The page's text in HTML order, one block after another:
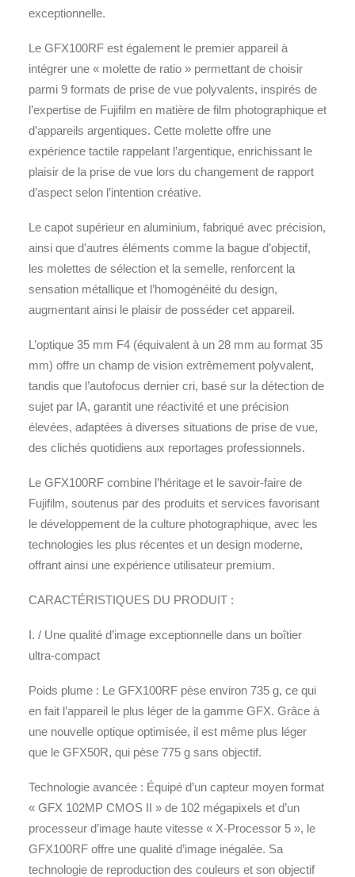
exceptionnelle.
Le GFX100RF est également le premier appareil à
intégrer une « molette de ratio » permettant de choisir
parmi 9 formats de prise de vue polyvalents, inspirés de
l’expertise de Fujifilm en matière de film photographique et
d’appareils argentiques. Cette molette offre une
expérience tactile rappelant l’argentique, enrichissant le
plaisir de la prise de vue lors du changement de rapport
d’aspect selon l’intention créative.
Le capot supérieur en aluminium, fabriqué avec précision,
ainsi que d’autres éléments comme la bague d’objectif,
les molettes de sélection et la semelle, renforcent la
sensation métallique et l’homogénéité du design,
augmentant ainsi le plaisir de posséder cet appareil.
L’optique 35 mm F4 (équivalent à un 28 mm au format 35
mm) offre un champ de vision extrêmement polyvalent,
tandis que l’autofocus dernier cri, basé sur la détection de
sujet par IA, garantit une réactivité et une précision
élevées, adaptées à diverses situations de prise de vue,
des clichés quotidiens aux reportages professionnels.
Le GFX100RF combine l’héritage et le savoir-faire de
Fujifilm, soutenus par des produits et services favorisant
le développement de la culture photographique, avec les
technologies les plus récentes et un design moderne,
offrant ainsi une expérience utilisateur premium.
CARACTÉRISTIQUES DU PRODUIT :
I. / Une qualité d’image exceptionnelle dans un boîtier
ultra-compact
Poids plume : Le GFX100RF pèse environ 735 g, ce qui
en fait l’appareil le plus léger de la gamme GFX. Grâce à
une nouvelle optique optimisée, il est même plus léger
que le GFX50R, qui pèse 775 g sans objectif.
Technologie avancée : Équipé d’un capteur moyen format
« GFX 102MP CMOS II » de 102 mégapixels et d’un
processeur d’image haute vitesse « X-Processor 5 », le
GFX100RF offre une qualité d’image inégalée. Sa
technologie de reproduction des couleurs et son objectif